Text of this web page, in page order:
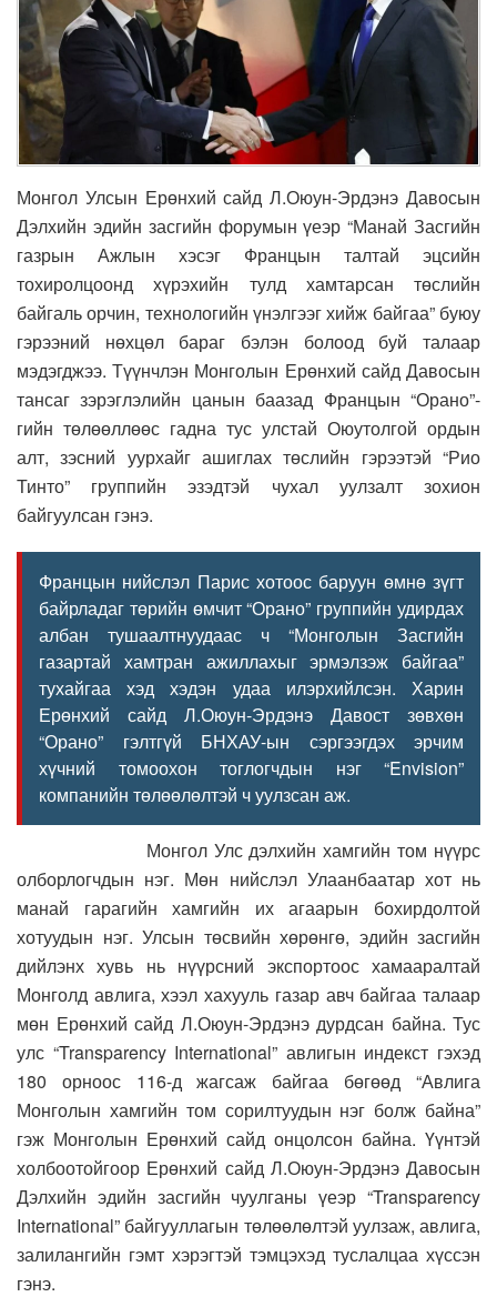
Монгол Улсын Ерөнхий сайд Л.Оюун-Эрдэнэ Давосын
Дэлхийн эдийн засгийн форумын үеэр “Манай Засгийн
газрын Ажлын хэсэг Францын талтай эцсийн
тохиролцоонд хүрэхийн тулд хамтарсан төслийн
байгаль орчин, технологийн үнэлгээг хийж байгаа” буюу
гэрээний нөхцөл бараг бэлэн болоод буй талаар
мэдэгджээ. Түүнчлэн Монголын Ерөнхий сайд Давосын
тансаг зэрэглэлийн цанын баазад Францын “Орано”-
гийн төлөөллөөс гадна тус улстай Оюутолгой ордын
алт, зэсний уурхайг ашиглах төслийн гэрээтэй “Рио
Тинто” группийн эзэдтэй чухал уулзалт зохион
байгуулсан гэнэ.
Францын нийслэл Парис хотоос баруун өмнө зүгт
байрладаг төрийн өмчит “Орано” группийн удирдах
албан тушаалтнуудаас ч “Монголын Засгийн
газартай хамтран ажиллахыг эрмэлзэж байгаа”
тухайгаа хэд хэдэн удаа илэрхийлсэн. Харин
Ерөнхий сайд Л.Оюун-Эрдэнэ Давост зөвхөн
“Орано” гэлтгүй БНХАУ-ын сэргээгдэх эрчим
хүчний томоохон тоглогчдын нэг “Envision”
компанийн төлөөлөлтэй ч уулзсан аж.
Монгол Улс дэлхийн хамгийн том нүүрс
олборлогчдын нэг. Мөн нийслэл Улаанбаатар хот нь
манай гарагийн хамгийн их агаарын бохирдолтой
хотуудын нэг. Улсын төсвийн хөрөнгө, эдийн засгийн
дийлэнх хувь нь нүүрсний экспортоос хамааралтай
Монголд авлига, хээл хахууль газар авч байгаа талаар
мөн Ерөнхий сайд Л.Оюун-Эрдэнэ дурдсан байна. Тус
улс “Transparency International” авлигын индекст гэхэд
180 орноос 116-д жагсаж байгаа бөгөөд “Авлига
Монголын хамгийн том сорилтуудын нэг болж байна”
гэж Монголын Ерөнхий сайд онцолсон байна. Үүнтэй
холбоотойгоор Ерөнхий сайд Л.Оюун-Эрдэнэ Давосын
Дэлхийн эдийн засгийн чуулганы үеэр “Transparency
International” байгууллагын төлөөлөлтэй уулзаж, авлига,
залилангийн гэмт хэрэгтэй тэмцэхэд туслалцаа хүссэн
гэнэ.